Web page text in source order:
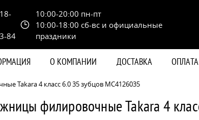
84
10:00-20:00 пн-пт
10:00-18:00 сб-вс и официальные
праздники
О КОМПАНИИ ДОСТАВКА ОПЛАТА
Takara 4 класс 6.0 35 зубцов MC4126035
филировочные Takara 4